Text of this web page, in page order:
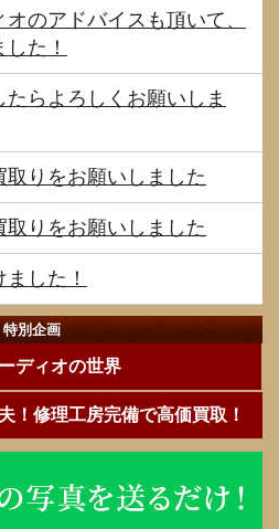
のアドバイスも頂いて、
た！
らよろしくお願いしま
りをお願いしました
りをお願いしました
した！
特別企画
ディオの世界
！修理工房完備で高価買取！